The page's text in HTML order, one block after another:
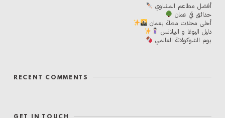
أفضل مطاعم المشاوي
حدائق في عمان
أحلی محلات مطلة بعمان
دليل اليوغا و البيلاتس
يوم الشوكولاتة العالمي
RECENT COMMENTS